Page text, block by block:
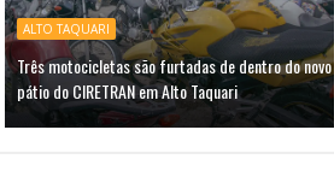
ALTO TAQUARI
Três motocicletas são furtadas de dentro do novo
pátio do CIRETRAN em Alto Taquari